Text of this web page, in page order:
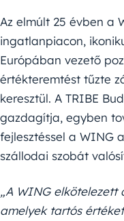
Az elmúlt 25 évben a
ingatlanpiacon,
Európában vezető
értékteremtést tűzte
keresztül. A TRIBE
gazdagítja, egyben
fejlesztéssel a WING
szállodai szobát
„A WING
amelyek tartós